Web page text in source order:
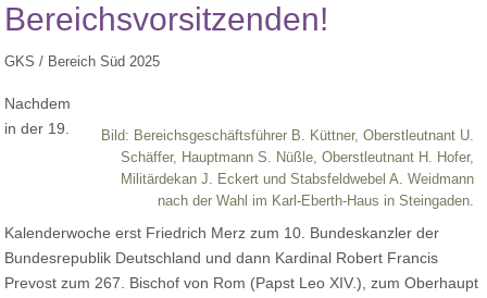
Bereichsvorsitzenden!
GKS / Bereich Süd 2025
Bild: Bereichsgeschäftsführer B. Küttner, Oberstleutnant U.
Schäffer, Hauptmann S. Nüßle, Oberstleutnant H. Hofer,
Militärdekan J. Eckert und Stabsfeldwebel A. Weidmann
nach der Wahl im Karl-Eberth-Haus in Steingaden.
Nachdem
in der 19.
Kalenderwoche erst Friedrich Merz zum 10. Bundeskanzler der
Bundesrepublik Deutschland und dann Kardinal Robert Francis
Prevost zum 267. Bischof von Rom (Papst Leo XIV.), zum Oberhaupt